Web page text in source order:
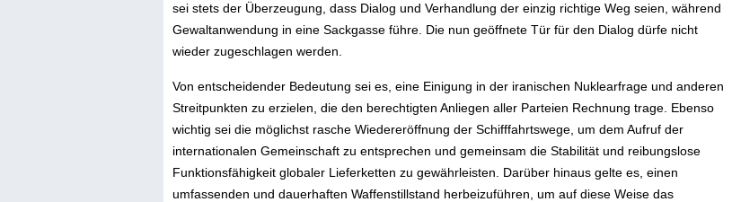
sei stets der Überzeugung, dass Dialog und Verhandlung der einzig richtige Weg seien, während
Gewaltanwendung in eine Sackgasse führe. Die nun geöffnete Tür für den Dialog dürfe nicht
wieder zugeschlagen werden.
Von entscheidender Bedeutung sei es, eine Einigung in der iranischen Nuklearfrage und anderen
Streitpunkten zu erzielen, die den berechtigten Anliegen aller Parteien Rechnung trage. Ebenso
wichtig sei die möglichst rasche Wiedereröffnung der Schifffahrtswege, um dem Aufruf der
internationalen Gemeinschaft zu entsprechen und gemeinsam die Stabilität und reibungslose
Funktionsfähigkeit globaler Lieferketten zu gewährleisten. Darüber hinaus gelte es, einen
umfassenden und dauerhaften Waffenstillstand herbeizuführen, um auf diese Weise das